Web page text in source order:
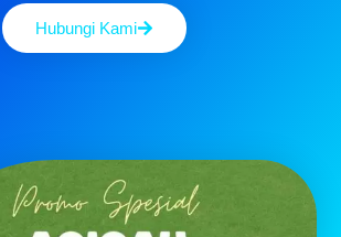
Hubungi Kami